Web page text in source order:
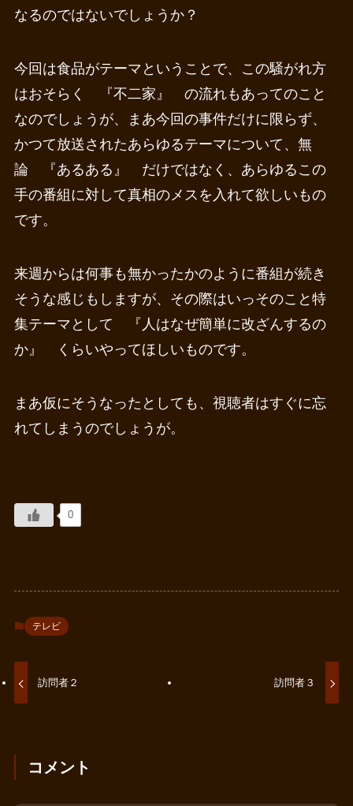
なるのではないでしょうか？
今回は食品がテーマということで、この騒がれ方
はおそらく 『不二家』 の流れもあってのこと
なのでしょうが、まあ今回の事件だけに限らず、
かつて放送されたあらゆるテーマについて、無
論 『あるある』 だけではなく、あらゆるこの
手の番組に対して真相のメスを入れて欲しいもの
です。
来週からは何事も無かったかのように番組が続き
そうな感じもしますが、その際はいっそのこと特
集テーマとして 『人はなぜ簡単に改ざんするの
か』 くらいやってほしいものです。
まあ仮にそうなったとしても、視聴者はすぐに忘
れてしまうのでしょうが。
0
テレビ
訪問者２ 訪問者３
コメント